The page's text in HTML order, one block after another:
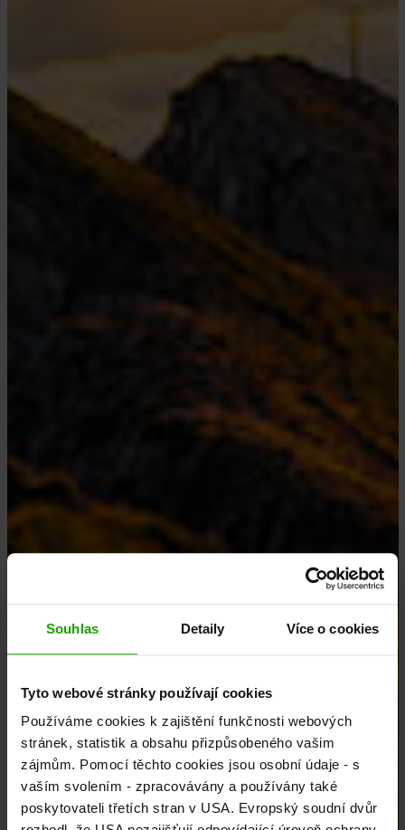
Souhlas Detaily Více o cookies
Tyto webové stránky používají cookies
Používáme cookies k zajištění funkčnosti webových
stránek, statistik a obsahu přizpůsobeného vašim
zájmům. Pomocí těchto cookies jsou osobní údaje - s
vaším svolením - zpracovávány a používány také
poskytovateli třetích stran v USA. Evropský soudní dvůr